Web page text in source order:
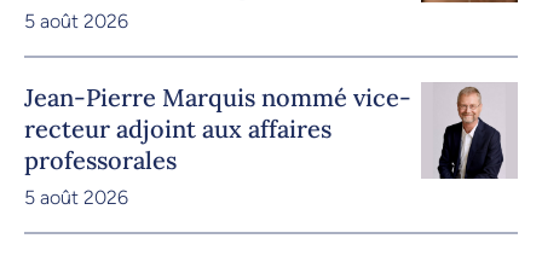
5 août 2026
Jean-Pierre Marquis nommé vice-
recteur adjoint aux affaires
professorales
5 août 2026